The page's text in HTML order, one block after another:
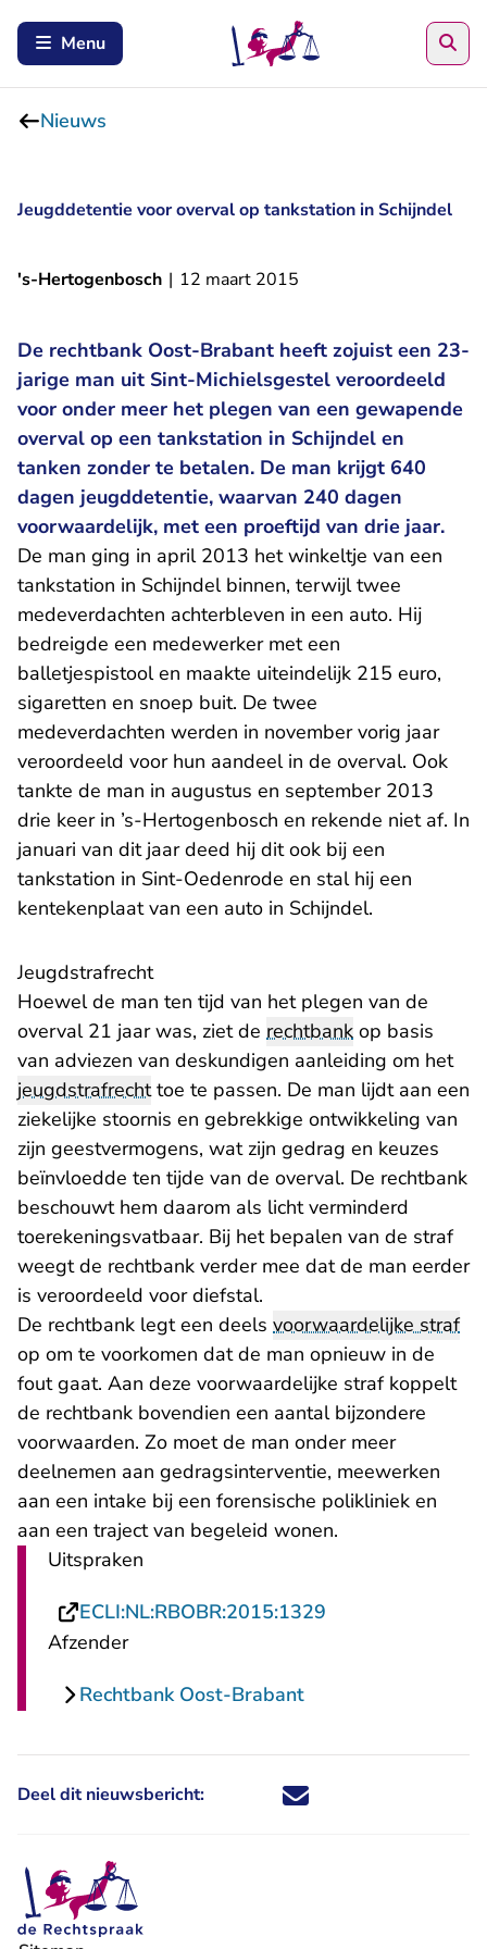
Menu
Nieuws
Jeugddetentie voor overval op tankstation in Schijndel
's-Hertogenbosch | 12 maart 2015
De rechtbank Oost-Brabant heeft zojuist een 23-
jarige man uit Sint-Michielsgestel veroordeeld
voor onder meer het plegen van een gewapende
overval op een tankstation in Schijndel en
tanken zonder te betalen. De man krijgt 640
dagen jeugddetentie, waarvan 240 dagen
voorwaardelijk, met een proeftijd van drie jaar.
De man ging in april 2013 het winkeltje van een
tankstation in Schijndel binnen, terwijl twee
medeverdachten achterbleven in een auto. Hij
bedreigde een medewerker met een
balletjespistool en maakte uiteindelijk 215 euro,
sigaretten en snoep buit. De twee
medeverdachten werden in november vorig jaar
veroordeeld voor hun aandeel in de overval. Ook
tankte de man in augustus en september 2013
drie keer in ’s-Hertogenbosch en rekende niet af. In
januari van dit jaar deed hij dit ook bij een
tankstation in Sint-Oedenrode en stal hij een
kentekenplaat van een auto in Schijndel.
Jeugdstrafrecht
Hoewel de man ten tijd van het plegen van de
overval 21 jaar was, ziet de rechtbank op basis
van adviezen van deskundigen aanleiding om het
jeugdstrafrechttoe te passen. De man lijdt aan een
ziekelijke stoornis en gebrekkige ontwikkeling van
zijn geestvermogens, wat zijn gedrag en keuzes
beïnvloedde ten tijde van de overval. De rechtbank
beschouwt hem daarom als licht verminderd
toerekeningsvatbaar. Bij het bepalen van de straf
weegt de rechtbank verder mee dat de man eerder
is veroordeeld voor diefstal.
De rechtbank legt een deels voorwaardelijke straf
op om te voorkomen dat de man opnieuw in de
fout gaat. Aan deze voorwaardelijke straf koppelt
de rechtbank bovendien een aantal bijzondere
voorwaarden. Zo moet de man onder meer
deelnemen aan gedragsinterventie, meewerken
aan een intake bij een forensische polikliniek en
aan een traject van begeleid wonen.
Uitspraken
ECLI:NL:RBOBR:2015:1329
Afzender
Rechtbank Oost-Brabant
Deel dit nieuwsbericht: Deel dit nieuwsbericht via X -
Deel dit nieuwsbericht via
Deel dit nieuwsbericht
Deel dit